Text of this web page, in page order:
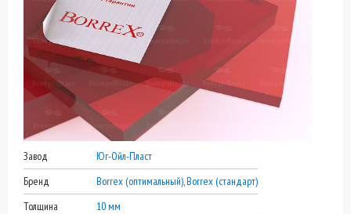
Завод
Юг-Ойл-Пласт
Бренд
Borrex (оптимальный), Borrex (стандарт)
Толщина
10 мм